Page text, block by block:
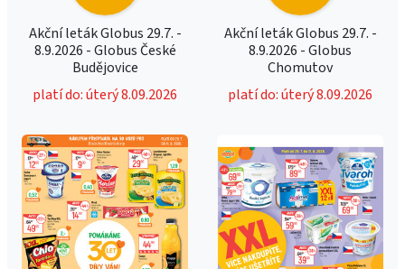
Akční leták Globus 29.7. -
8.9.2026 - Globus České
Budějovice
platí do: úterý 8.09.2026
Akční leták Globus 29.7. -
8.9.2026 - Globus
Chomutov
platí do: úterý 8.09.2026